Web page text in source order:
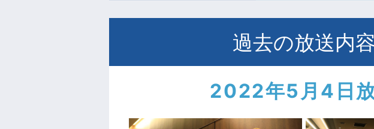
2022年5月4日